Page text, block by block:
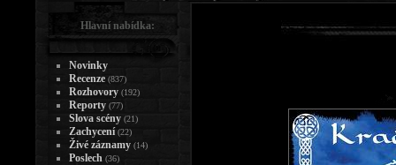
Hlavní nabídka:
Novinky
Recenze (837)
Rozhovory (192)
Reporty (77)
Slova scény (21)
Zachycení (22)
Živé záznamy (14)
Poslech (36)